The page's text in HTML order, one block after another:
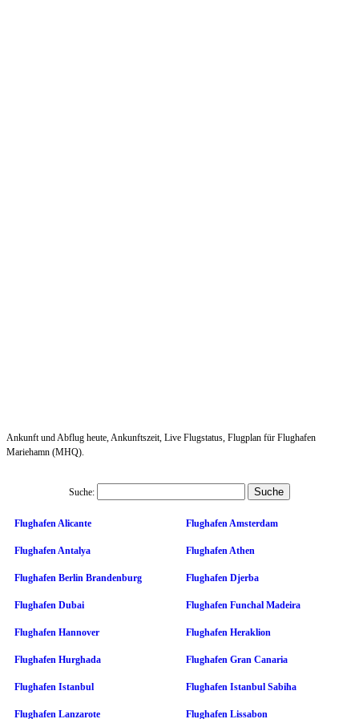
Ankunft und Abflug heute, Ankunftszeit, Live Flugstatus, Flugplan für Flughafen
Mariehamn (MHQ).
Suche:
Flughafen Alicante Flughafen Amsterdam
Flughafen Antalya Flughafen Athen
Flughafen Berlin Brandenburg Flughafen Djerba
Flughafen Dubai Flughafen Funchal Madeira
Flughafen Hannover Flughafen Heraklion
Flughafen Hurghada Flughafen Gran Canaria
Flughafen Istanbul Flughafen Istanbul Sabiha
Flughafen Lanzarote Flughafen Lissabon